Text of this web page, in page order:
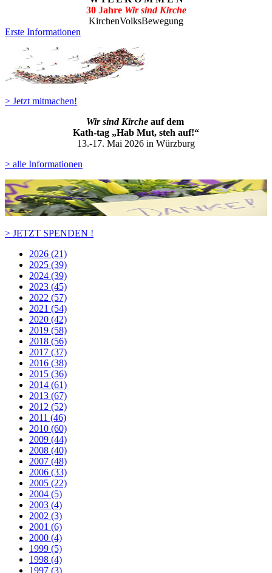
30 Jahre Wir sind Kirche
KirchenVolksBewegung
Erste Informationen
> Jetzt mitmachen!
Wir sind Kirche auf dem
Kath-tag „Hab Mut, steh auf!“
13.-17. Mai 2026 in Würzburg
> alle Informationen
> JETZT SPENDEN !
2026 (21)
2025 (39)
2024 (39)
2023 (45)
2022 (57)
2021 (54)
2020 (42)
2019 (58)
2018 (56)
2017 (37)
2016 (38)
2015 (36)
2014 (61)
2013 (67)
2012 (52)
2011 (46)
2010 (60)
2009 (44)
2008 (40)
2007 (48)
2006 (33)
2005 (22)
2004 (5)
2003 (4)
2002 (3)
2001 (6)
2000 (4)
1999 (5)
1998 (4)
1997 (3)